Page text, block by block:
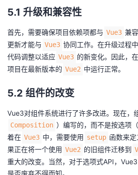
5.1 升级和兼容性
首先，需要确保项目依赖项都与 Vue3 兼
更新才能与 Vue3 协同工作。在升级过程
代码调整以适应 Vue3 的新变化。因此，
项目在最新版本的 Vue2 中运行正常。
5.2 组件的改变
Vue3对组件系统进行了许多改进。现在，
Composition ）编写的，而不是按选项（
着在 Vue3 中，需要使用 setup 函数来
果正在将一个使用 Vue2 的旧组件迁移到
重大的改变。当然，对于选项式API，
是否废弃不得而知。